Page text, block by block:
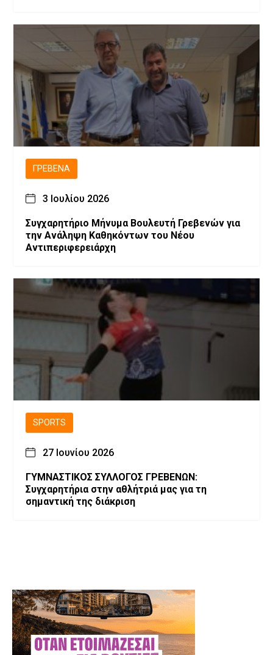
ΓΡΕΒΕΝΆ
3 Ιουλίου 2026
Συγχαρητήριο Μήνυμα Βουλευτή Γρεβενών για
την Ανάληψη Καθηκόντων του Νέου
Αντιπεριφερειάρχη
SPORTS
27 Ιουνίου 2026
ΓΥΜΝΑΣΤΙΚΟΣ ΣΥΛΛΟΓΟΣ ΓΡΕΒΕΝΩΝ:
Συγχαρητήρια στην αθλήτριά μας για τη
σημαντική της διάκριση